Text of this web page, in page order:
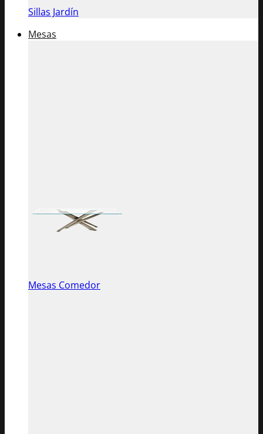
Sillas Jardín
Mesas
Mesas Comedor